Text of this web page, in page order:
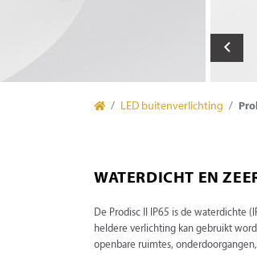
LED buitenverlichting
WATERDICHT EN
De Prodisc II IP65 is de waterdichte
heldere verlichting kan gebruikt
openbare ruimtes,